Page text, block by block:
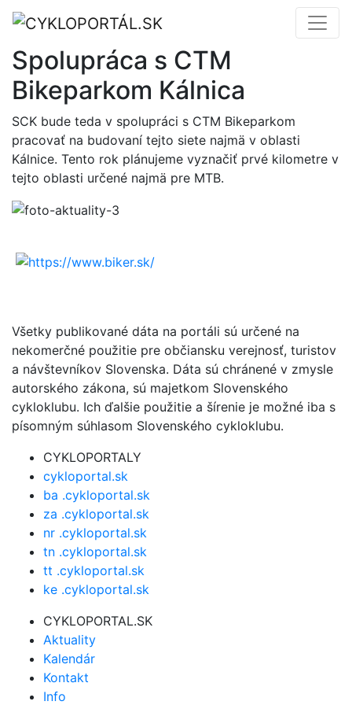
Spolupráca s CTM
Bikeparkom Kálnica
SCK bude teda v spolupráci s CTM Bikeparkom
pracovať na budovaní tejto siete najmä v oblasti
Kálnice. Tento rok plánujeme vyznačiť prvé kilometre v
tejto oblasti určené najmä pre MTB.
Všetky publikované dáta na portáli sú určené na
nekomerčné použitie pre občiansku verejnosť, turistov
a návštevníkov Slovenska. Dáta sú chránené v zmysle
autorského zákona, sú majetkom Slovenského
cykloklubu. Ich ďalšie použitie a šírenie je možné iba s
písomným súhlasom Slovenského cykloklubu.
CYKLOPORTALY
cykloportal.sk
ba .cykloportal.sk
za .cykloportal.sk
nr .cykloportal.sk
tn .cykloportal.sk
tt .cykloportal.sk
ke .cykloportal.sk
CYKLOPORTAL.SK
Aktuality
Kalendár
Kontakt
Info